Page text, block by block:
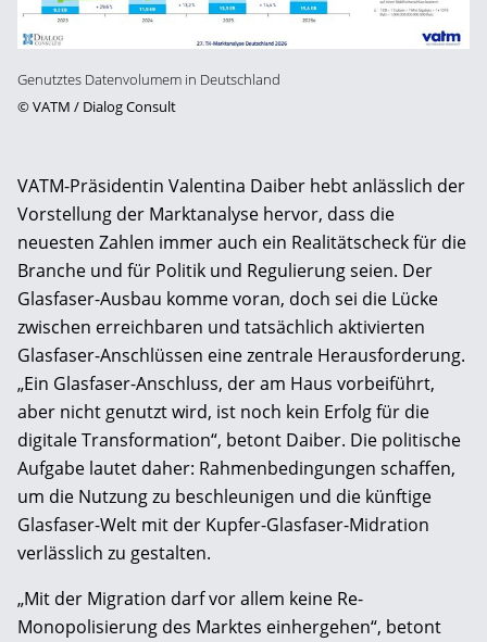
Genutztes Datenvolumem in Deutschland
©VATM / Dialog Consult
VATM-Präsidentin Valentina Daiber hebt anlässlich der
Vorstellung der Marktanalyse hervor, dass die
neuesten Zahlen immer auch ein Realitätscheck für die
Branche und für Politik und Regulierung seien. Der
Glasfaser-Ausbau komme voran, doch sei die Lücke
zwischen erreichbaren und tatsächlich aktivierten
Glasfaser-Anschlüssen eine zentrale Herausforderung.
„Ein Glasfaser-Anschluss, der am Haus vorbeiführt,
aber nicht genutzt wird, ist noch kein Erfolg für die
digitale Transformation“, betont Daiber. Die politische
Aufgabe lautet daher: Rahmenbedingungen schaffen,
um die Nutzung zu beschleunigen und die künftige
Glasfaser-Welt mit der Kupfer-Glasfaser-Midration
verlässlich zu gestalten.
„Mit der Migration darf vor allem keine Re-
Monopolisierung des Marktes einhergehen“, betont